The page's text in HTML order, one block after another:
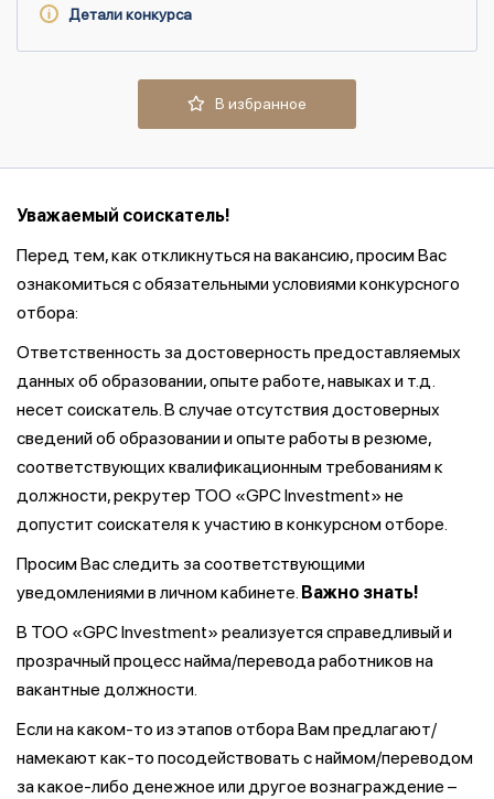
Детали конкурса
В избранное
Уважаемый соискатель!
Перед тем, как откликнуться на вакансию, просим Вас
ознакомиться с обязательными условиями конкурсного
отбора:
Ответственность за достоверность предоставляемых
данных об образовании, опыте работе, навыках и т.д.
несет соискатель. В случае отсутствия достоверных
сведений об образовании и опыте работы в резюме,
соответствующих квалификационным требованиям к
должности, рекрутер ТОО «GPC Investment» не
допустит соискателя к участию в конкурсном отборе.
Просим Вас следить за соответствующими
уведомлениями в личном кабинете. Важно знать!
В ТОО «GPC Investment» реализуется справедливый и
прозрачный процесс найма/перевода работников на
вакантные должности.
Если на каком-то из этапов отбора Вам предлагают/
намекают как-то посодействовать с наймом/переводом
за какое-либо денежное или другое вознаграждение –